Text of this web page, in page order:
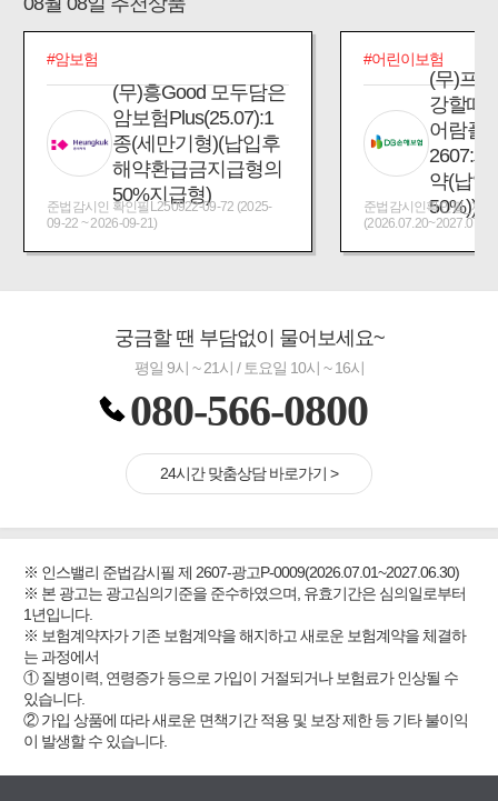
#암보험
(무)흥Good 모두담은
암보험Plus(25.07):1
종(세만기형)(납입후
해약환급금지급형의
50%지급형)
준법감시인 확인필L250922-09-72 (2025-
09-22 ~ 2026-09-21)
#어린이보험
(무)프
강할때
어람플
2607:
약(납입
50%))
준법감시인확인필_제
궁금할 땐 부담없이 물어보세요~
평일 9시 ~ 21시 / 토요일 10시 ~ 16시
080-566-0800
24시간 맞춤상담 바로가기 >
※ 인스밸리 준법감시필 제 2607-광고P-0009(2026.07.01~2027.06.30)
※ 본 광고는 광고심의기준을 준수하였으며, 유효기간은 심의일로부터
1년입니다.
※ 보험계약자가 기존 보험계약을 해지하고 새로운 보험계약을 체결하
는 과정에서
① 질병이력, 연령증가 등으로 가입이 거절되거나 보험료가 인상될 수
있습니다.
② 가입 상품에 따라 새로운 면책기간 적용 및 보장 제한 등 기타 불이익
이 발생할 수 있습니다.